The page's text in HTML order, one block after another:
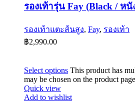
รองเท้ารุ่น Fay (Black / หนั
รองเท้าแตะส้นสูง, Fay, รองเท้า
฿2,990.00
Select options This product has
may be chosen on the product page
Quick view
Add to wishlist